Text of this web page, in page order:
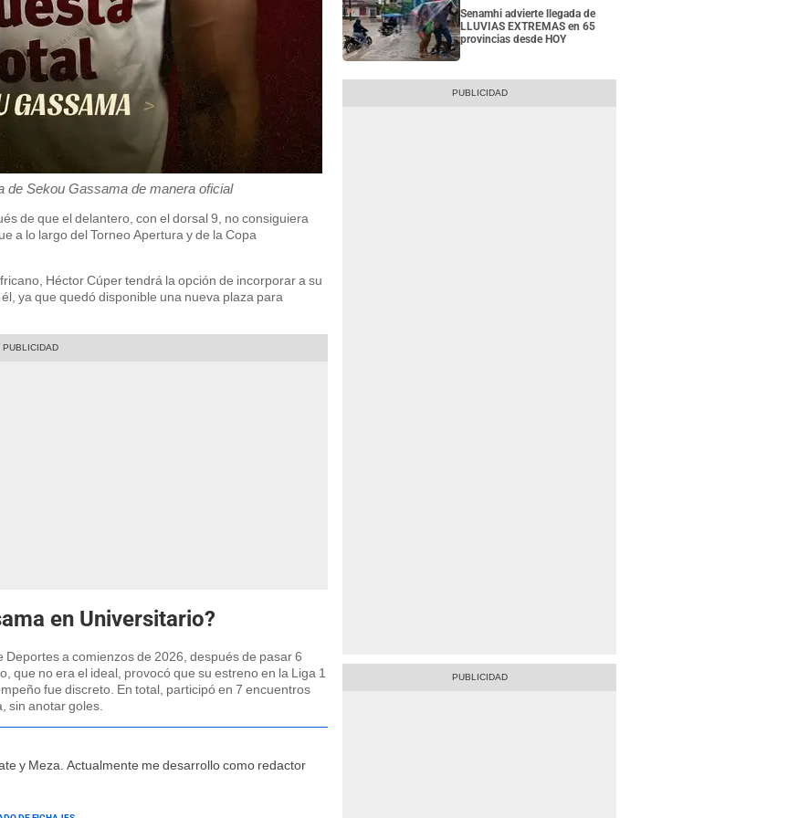
de Sekou Gassama de manera oficial
de que el delantero, con el dorsal 9, no consiguiera
a lo largo del Torneo Apertura y de la Copa
Héctor Cúper tendrá la opción de incorporar a su
ya que quedó disponible una nueva plaza para
en Universitario?
a comienzos de 2026, después de pasar 6
que no era el ideal, provocó que su estreno en la Liga 1
fue discreto. En total, participó en 7 encuentros
sin anotar goles.
y Meza. Actualmente me desarrollo como redactor
Senamhi advierte llegada de
LLUVIAS EXTREMAS en 65
provincias desde HOY